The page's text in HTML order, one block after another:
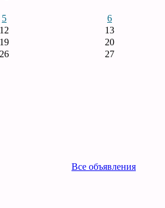
5 6
12 13
19 20
26 27
Все объявления